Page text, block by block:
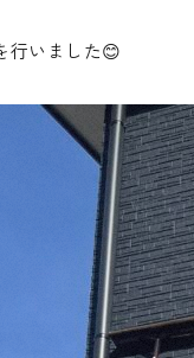
行いました😊